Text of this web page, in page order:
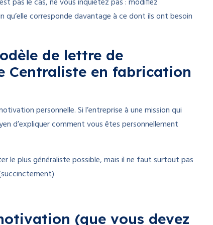
corresponde davantage à ce dont ils ont besoin
de lettre de
Centraliste en fabrication
personnelle. Si l’entreprise à une mission qui
d’expliquer comment vous êtes personnellement
le plus généraliste possible, mais il ne faut surtout pas
(que vous devez